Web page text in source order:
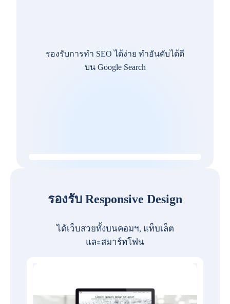
รองรับการทำ SEO ได้ง่าย ทำอันดับได้ดี
บน Google Search
รองรับ Responsive Design
ได้เว็บสวยทั้งบนคอมฯ, แท็บเล็ต
และสมาร์ทโฟน